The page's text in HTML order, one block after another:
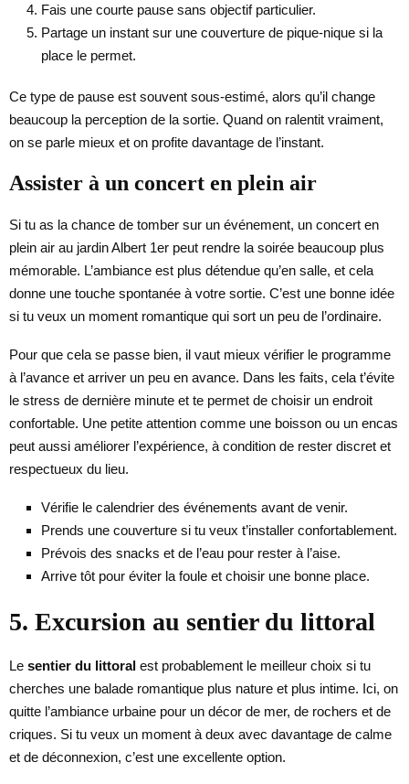
Fais une courte pause sans objectif particulier.
Partage un instant sur une couverture de pique-nique si la
place le permet.
Ce type de pause est souvent sous-estimé, alors qu’il change
beaucoup la perception de la sortie. Quand on ralentit vraiment,
on se parle mieux et on profite davantage de l’instant.
Assister à un concert en plein air
Si tu as la chance de tomber sur un événement, un concert en
plein air au jardin Albert 1er peut rendre la soirée beaucoup plus
mémorable. L’ambiance est plus détendue qu’en salle, et cela
donne une touche spontanée à votre sortie. C’est une bonne idée
si tu veux un moment romantique qui sort un peu de l’ordinaire.
Pour que cela se passe bien, il vaut mieux vérifier le programme
à l’avance et arriver un peu en avance. Dans les faits, cela t’évite
le stress de dernière minute et te permet de choisir un endroit
confortable. Une petite attention comme une boisson ou un encas
peut aussi améliorer l’expérience, à condition de rester discret et
respectueux du lieu.
Vérifie le calendrier des événements avant de venir.
Prends une couverture si tu veux t’installer confortablement.
Prévois des snacks et de l’eau pour rester à l’aise.
Arrive tôt pour éviter la foule et choisir une bonne place.
5. Excursion au sentier du littoral
Le sentier du littoral est probablement le meilleur choix si tu
cherches une balade romantique plus nature et plus intime. Ici, on
quitte l’ambiance urbaine pour un décor de mer, de rochers et de
criques. Si tu veux un moment à deux avec davantage de calme
et de déconnexion, c’est une excellente option.